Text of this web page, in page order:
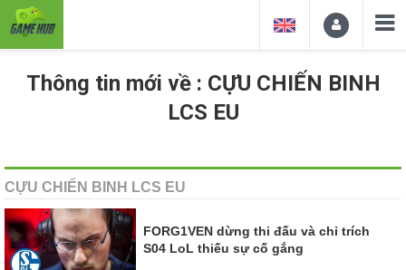
Thông tin mới về : CỰU CHIẾN BINH
LCS EU
CỰU CHIẾN BINH LCS EU
FORG1VEN dừng thi đấu và chỉ trích
S04 LoL thiếu sự cố gắng